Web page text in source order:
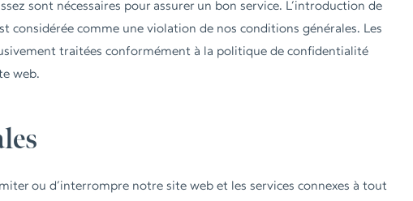
sont nécessaires pour assurer un bon service. L’introduction de
considérée comme une violation de nos conditions générales. Les
traitées conformément à la politique de confidentialité
web.
ou d’interrompre notre site web et les services connexes à tout